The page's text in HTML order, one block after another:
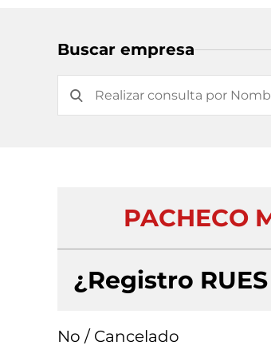
Buscar empresa
PACHECO
¿Registro
No / Cancelado